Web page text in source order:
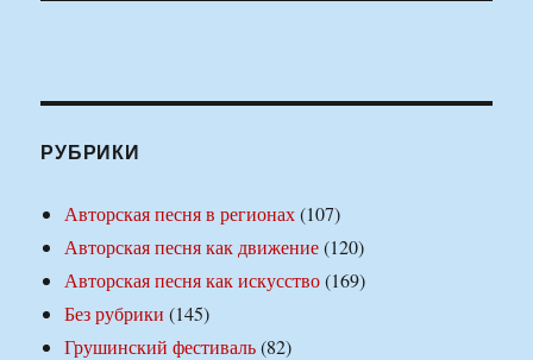
РУБРИКИ
Авторская песня в регионах(107)
Авторская песня как движение(120)
Авторская песня как искусство(169)
Без рубрики (145)
Грушинский фестиваль(82)